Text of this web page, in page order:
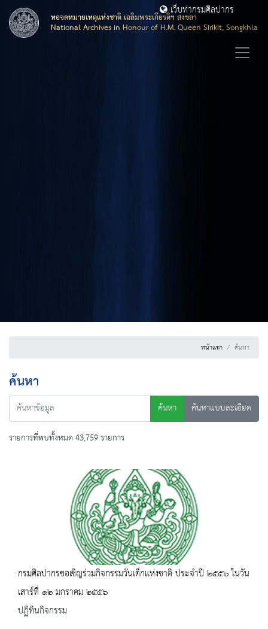
หอจดหมายเหตุแห่งชาติ เฉลิมพระเกียรติฯ สงขลา
National Archives in Honour of H.M. Queen Sirikit, Songkhla
เว็บท่ากรมศิลปากร
หน้าแรก ค้นหา
ค้นหา
ค้นหา
ค้นหาแบบละเอียด
รายการที่พบทั้งหมด 43,759 รายการ
กรมศิลปากรขอเชิญร่วมกิจกรรมวันเด็กแห่งชาติ ประจำปี ๒๕๕๖ ในวัน
เสาร์ที่ ๑๒ มกราคม ๒๕๕๖
ปฏิทินกิจกรรม